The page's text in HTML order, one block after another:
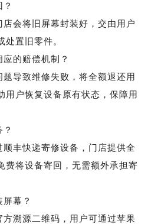
会将旧屏幕封装好，交由用户
处置旧零件。
的赔偿机制？
导致维修失败，将全额退还用
用户恢复设备原有状态，保障用
丰快递寄修设备，门店提供全
费将设备寄回，无需额外承担寄
幕？
溯源二维码，用户可通过苹果